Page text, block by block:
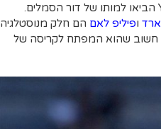
הביאו למותו של דור הסמלים.
ופיליפ לאם הם חלק מנוסטלגיה
חשוב שהוא המפתח לקריסה של